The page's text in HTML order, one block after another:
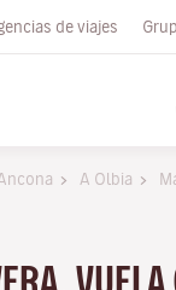
de viajes
A Olbia